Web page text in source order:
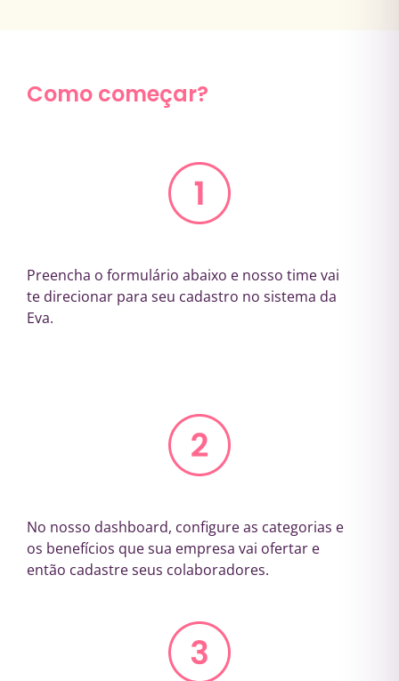
Como começar?
Preencha o formulário abaixo e nosso time vai
te direcionar para seu cadastro no sistema da
Eva.
No nosso dashboard, configure as categorias e
os benefícios que sua empresa vai ofertar e
então cadastre seus colaboradores.